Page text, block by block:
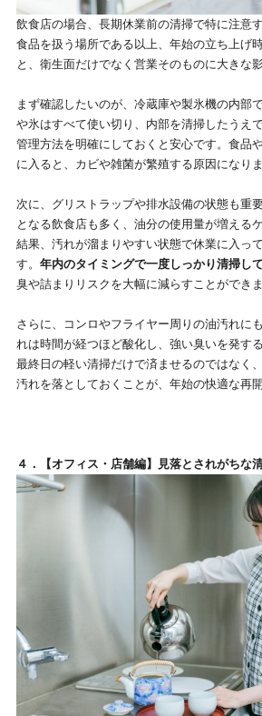
飲食店の場合、長期休業前の清掃で特に注意
食品を扱う場所である以上、年始の立ち上げ
と、衛生面だけでなく営業そのものに大きな
まず確認したいのが、冷蔵庫や製氷機の内部
や氷はすべて使い切り、内部を清掃したうえ
管理方法を明確にしておくと安心です。食品
に入ると、カビや雑菌が繁殖する原因になりま
次に、グリストラップや排水設備の状態も重
となる飲食店も多く、油分の使用量が増える
結果、汚れが溜まりやすい状態で休業に入っ
す。 年内のタイミングで一度しっかり清掃し
臭や詰まりリスクを大幅に減らすことができま
さらに、コンロやフライヤー周りの油汚れに
れは時間が経つほど酸化し、強い臭いを発す
最終日の軽い清掃だけで済ませるのではなく
汚れを落としておくことが、年始の快適な再
４．【オフィス・店舗編】見落とされがちな